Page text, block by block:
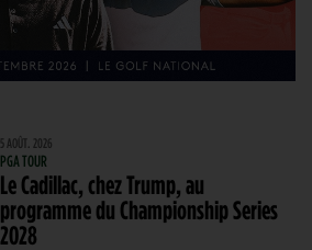
5 AOÛT. 2026
PGA TOUR
Le Cadillac, chez Trump, au
programme du Championship Series
2028